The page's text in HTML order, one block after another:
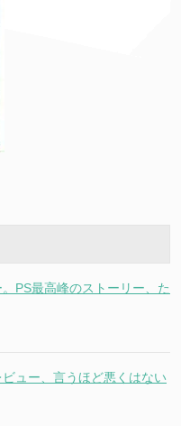
PS最高峰のストーリー、た
ュー、言うほど悪くはない